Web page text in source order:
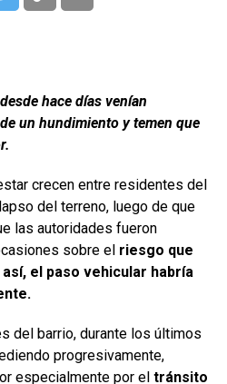
hace días venían
un hundimiento y temen que
crecen entre residentes del
del terreno, luego de que
las autoridades fueron
sobre el riesgo que
el paso vehicular habría
del barrio, durante los últimos
progresivamente,
especialmente por el tránsito